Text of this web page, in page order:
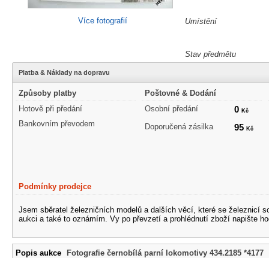
Více fotografií Umístění
Stav předmětu
Platba & Náklady na dopravu
Způsoby platby
Hotově při předání
Bankovním převodem
Poštovné & Dodání
Osobní předání
0Kč
Doporučená zásilka 95Kč
Podmínky prodejce
Jsem sběratel železničních modelů a dalších věcí, které se železnicí
aukci a také to oznámím. Vy po převzetí a prohlédnutí zboží napište
Popis aukce Fotografie černobílá parní lokomotivy 434.2185 *4177